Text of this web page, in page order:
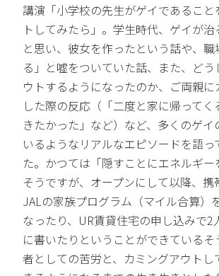
講演「小学校の先生がゲイであること
トしてみたら」。学生時代、ゲイが
と思い、彼女を作ったという話や、
る」と嘘をついていた話、また、ど
ウトするようになったのか、ご両親に
した際の反応（「二度と家に帰って
きたかった」など）など、多くのゲイ
いるようなリアルなエピソードを語っ
た。かつては「隠すことにエネルギー
そうですが、オープンにして以降、携
JALの家族プログラム（マイル合算）
なったり、UR賃貸住宅の申し込みで2
に書いたりということができているそ
者としての苦労と、カミングアウトし